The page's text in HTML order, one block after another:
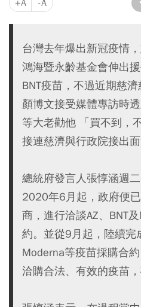
+A -A
台灣去年爆出新冠疫情
鴻海暨永齡基金會伸出
BNT疫苗，不過近期慈
顏博文接受媒體專訪時
等大老勸他 「買不到，
接連慈濟與行政院接出面
總統府發言人張惇涵週
2020年6月起，政府便
商，進行洽談AZ、BNT
約。並從9月起，陸續完
Moderna等疫苗採購合
洽購合法、有效的疫苗